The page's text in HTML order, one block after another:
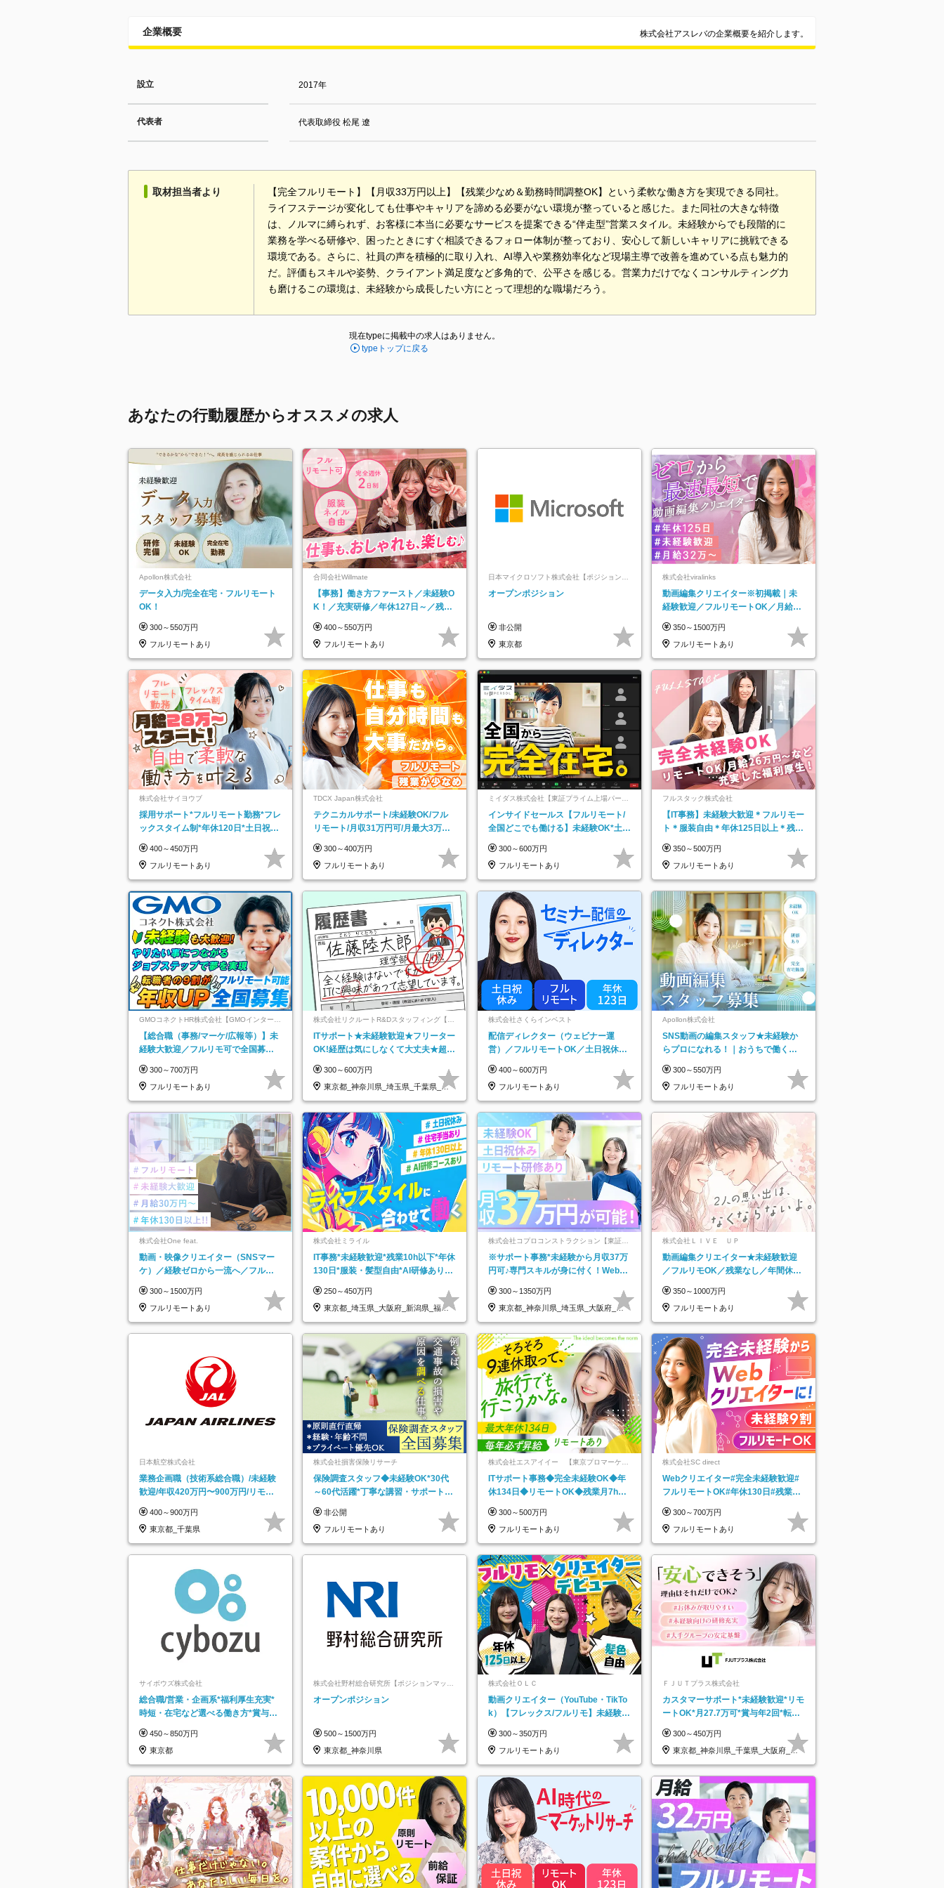
企業概要 株式会社アスレバの企業概要を紹介します。
設立 2017年
代表者 代表取締役 松尾 遼
取材担当者より
【完全フルリモート】【月収33万円以上】【残業少なめ＆勤務時間調整OK】という柔軟な働き方を実現できる同社。
ライフステージが変化しても仕事やキャリアを諦める必要がない環境が整っていると感じた。また同社の大きな特徴
は、ノルマに縛られず、お客様に本当に必要なサービスを提案できる“伴走型”営業スタイル。未経験からでも段階的に
業務を学べる研修や、困ったときにすぐ相談できるフォロー体制が整っており、安心して新しいキャリアに挑戦できる
環境である。さらに、社員の声を積極的に取り入れ、AI導入や業務効率化など現場主導で改善を進めている点も魅力的
だ。評価もスキルや姿勢、クライアント満足度など多角的で、公平さを感じる。営業力だけでなくコンサルティング力
も磨けるこの環境は、未経験から成長したい方にとって理想的な職場だろう。
現在typeに掲載中の求人はありません。
typeトップに戻る
あなたの行動履歴からオススメの求人
Apollon株式会社
データ入力/完全在宅・フルリモート
OK！
300～550万円
フルリモートあり
合同会社Willmate
【事務】働き方ファースト／未経験O
K！／充実研修／年休127日～／残業
400～550万円
フルリモートあり
日本マイクロソフト株式会社【ポジションマ
ッチ登録】
オープンポジション
非公開
東京都
株式会社viralinks
動画編集クリエイター※初掲載｜未
経験歓迎／フルリモートOK／月給32
350～1500万円
フルリモートあり
株式会社サイヨウブ
採用サポート*フルリモート勤務*フレ
ックスタイム制*年休120日*土日祝休
400～450万円
フルリモートあり
TDCX Japan株式会社
テクニカルサポート/未経験OK/フル
リモート/月収31万円可/月最大3万の
300～400万円
フルリモートあり
ミイダス株式会社【東証プライム上場パーソ
インサイドセールス【フルリモート/
全国どこでも働ける】未経験OK*土日
300～600万円
フルリモートあり
フルスタック株式会社
【IT事務】未経験大歓迎＊フルリモー
ト＊服装自由＊年休125日以上＊残業
350～500万円
フルリモートあり
GMOコネクトHR株式会社【GMOインターネ
ットグループ】
【総合職（事務/マーケ/広報等）】未
経験大歓迎／フルリモ可で全国募
★
300～700万円
フルリモートあり
株式会社リクルートR&Dスタッフィング【リ
クルートグループ】
ITサポート★未経験歓迎★フリーター
OK!経歴は気にしなくて大丈夫★超大
300～600万円
東京都_神奈川県_埼玉県_千葉県_大
阪府…
株式会社さくらインベスト
配信ディレクター（ウェビナー運
営）／フルリモートOK／土日祝休み
400～600万円
フルリモートあり
Apollon株式会社
SNS動画の編集スタッフ★未経験か
らプロになれる！｜おうちで働くフ
300～550万円
フルリモートあり
株式会社One feat.
動画・映像クリエイター（SNSマー
ケ）／経験ゼロから一流へ／フルリ
日以上
300～1500万円
フルリモートあり
株式会社ミライル
IT事務*未経験歓迎*残業10h以下*年休
130日*服装・髪型自由*AI研修あり*
250～450万円
東京都_埼玉県_大阪府_新潟県_福岡
県
株式会社コプロコンストラクション【東証プ
ライム上場コプロ・ホールディングス子会
社】
※サポート事務*未経験から月収37万
円可♪専門スキルが身に付く！Web面
300～1350万円
東京都_神奈川県_埼玉県_大阪府_愛
知県…
株式会社ＬＩＶＥ ＵＰ
動画編集クリエイター★未経験歓迎
／フルリモOK／残業なし／年間休日
実で安心
350～1000万円
フルリモートあり
日本航空株式会社
業務企画職（技術系総合職）/未経験
歓迎/年収420万円〜900万円/リモー
400～900万円
東京都_千葉県
株式会社損害保険リサーチ
保険調査スタッフ◆未経験OK*30代
～60代活躍*丁寧な講習・サポートあ
託
非公開
フルリモートあり
株式会社エスアイイー 【東京プロマーケッ
ITサポート事務◆完全未経験OK◆年
休134日◆リモートOK◆残業月7h以
300～500万円
フルリモートあり
株式会社SC direct
Webクリエイター#完全未経験歓迎#
フルリモートOK#年休130日#残業月
300～700万円
フルリモートあり
サイボウズ株式会社
総合職/営業・企画系*福利厚生充実*
時短・在宅など選べる働き方*賞与年
450～850万円
東京都
株式会社野村総合研究所【ポジションマッチ
オープンポジション
500～1500万円
東京都_神奈川県
株式会社ＯＬＣ
動画クリエイター（YouTube・TikTo
k）【フレックス/フルリモ】未経験O
300～350万円
フルリモートあり
ＦＪＵＴプラス株式会社
カスタマーサポート*未経験歓迎*リモ
ートOK*月27.7万可*賞与年2回*転勤
300～450万円
東京都_神奈川県_千葉県_大阪府_愛
知県…